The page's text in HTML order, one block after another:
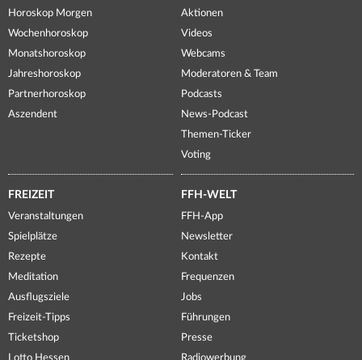
Horoskop Morgen
Wochenhoroskop
Monatshoroskop
Jahreshoroskop
Partnerhoroskop
Aszendent
Aktionen
Videos
Webcams
Moderatoren & Team
Podcasts
News-Podcast
Themen-Ticker
Voting
FREIZEIT
Veranstaltungen
Spielplätze
Rezepte
Meditation
Ausflugsziele
Freizeit-Tipps
Ticketshop
Lotto Hessen
FFH-WELT
FFH-App
Newsletter
Kontakt
Frequenzen
Jobs
Führungen
Presse
Radiowerbung